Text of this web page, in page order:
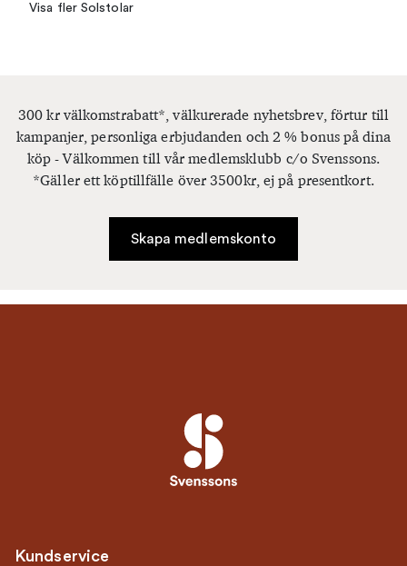
Visa fler Solstolar
300 kr välkomstrabatt*, välkurerade nyhetsbrev, förtur till
kampanjer, personliga erbjudanden och 2 % bonus på dina
köp - Välkommen till vår medlemsklubb c/o Svenssons.
*Gäller ett köptillfälle över 3500kr, ej på presentkort.
Skapa medlemskonto
Kundservice